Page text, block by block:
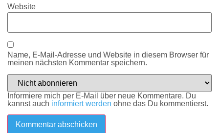
Website
Name, E-Mail-Adresse und Website in diesem Browser für
meinen nächsten Kommentar speichern.
Informiere mich per E-Mail über neue Kommentare. Du
kannst auch informiert werden ohne das Du kommentierst.